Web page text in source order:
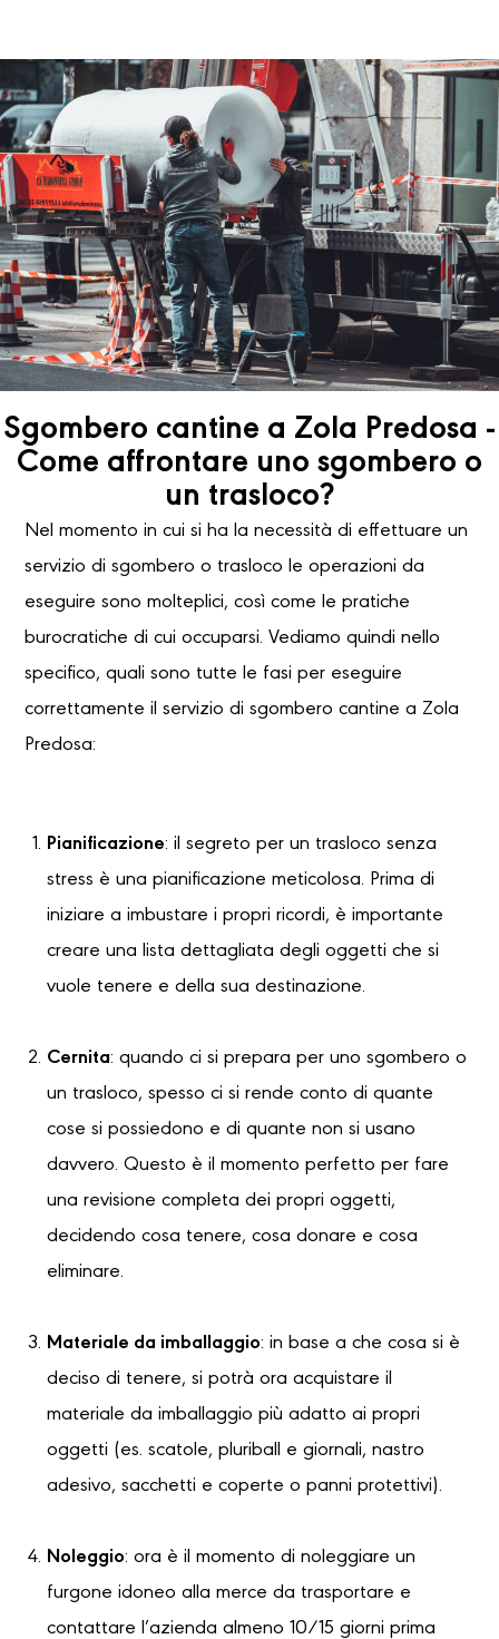
Sgombero cantine a Zola Predosa -
Come affrontare uno sgombero o
un trasloco?
Nel momento in cui si ha la necessità di effettuare un
servizio di sgombero o trasloco le operazioni da
eseguire sono molteplici, così come le pratiche
burocratiche di cui occuparsi. Vediamo quindi nello
specifico, quali sono tutte le fasi per eseguire
correttamente il servizio di sgombero cantine a Zola
Predosa:
Pianificazione: il segreto per un trasloco senza
stress è una pianificazione meticolosa. Prima di
iniziare a imbustare i propri ricordi, è importante
creare una lista dettagliata degli oggetti che si
vuole tenere e della sua destinazione.
Cernita: quando ci si prepara per uno sgombero o
un trasloco, spesso ci si rende conto di quante
cose si possiedono e di quante non si usano
davvero. Questo è il momento perfetto per fare
una revisione completa dei propri oggetti,
decidendo cosa tenere, cosa donare e cosa
eliminare.
Materiale da imballaggio: in base a che cosa si è
deciso di tenere, si potrà ora acquistare il
materiale da imballaggio più adatto ai propri
oggetti (es. scatole, pluriball e giornali, nastro
adesivo, sacchetti e coperte o panni protettivi).
Noleggio: ora è il momento di noleggiare un
furgone idoneo alla merce da trasportare e
contattare l’azienda almeno 10/15 giorni prima